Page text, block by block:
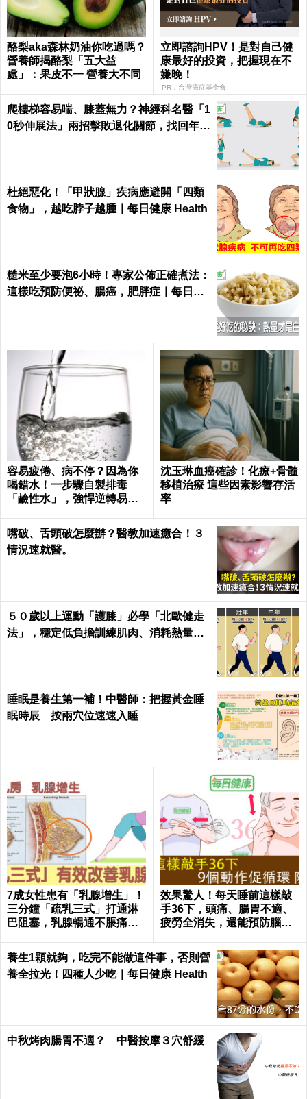
酪梨aka森林奶油你吃過嗎？
營養師揭酪梨「五大益
處」：果皮不一 營養大不同
立即諮詢HPV！是對自己健
康最好的投資，把握現在不
嫌晚！
PR．台灣癌症基金會
爬樓梯容易喘、膝蓋無力？神經科名醫「1
0秒伸展法」兩招擊敗退化關節，找回年輕
杜絕惡化！「甲狀腺」疾病應避開「四類
食物」，越吃脖子越腫｜每日健康 Health
糙米至少要泡6小時！專家公佈正確煮法：
這樣吃預防便祕、腸癌，肥胖症｜每日健
容易疲倦、病不停？因為你
喝錯水！一步驟自製排毒
「鹼性水」，強悍逆轉易
沈玉琳血癌確診！化療+骨髓
移植治療 這些因素影響存活
率
嘴破、舌頭破怎麼辦？醫教加速癒合！３
情況速就醫。
５０歲以上運動「護膝」必學「北歐健走
法」，穩定低負擔訓練肌肉、消耗熱量｜
睡眠是養生第一補！中醫師：把握黃金睡
眠時辰 按兩穴位速速入睡
7成女性患有「乳腺增生」！
三分鐘「疏乳三式」打通淋
巴阻塞，乳腺暢通不脹痛｜
效果驚人！每天睡前這樣敲
手36下，頭痛、腸胃不適、
疲勞全消失，還能預防腦中
養生1顆就夠，吃完不能做這件事，否則營
養全拉光！四種人少吃｜每日健康 Health
中秋烤肉腸胃不適？ 中醫按摩３穴舒緩